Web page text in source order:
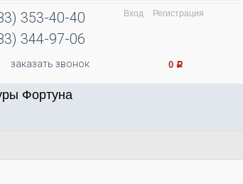
Вход Регистрация
353-40-40
344-97-06
заказать звонок 0 Р
Фортуна